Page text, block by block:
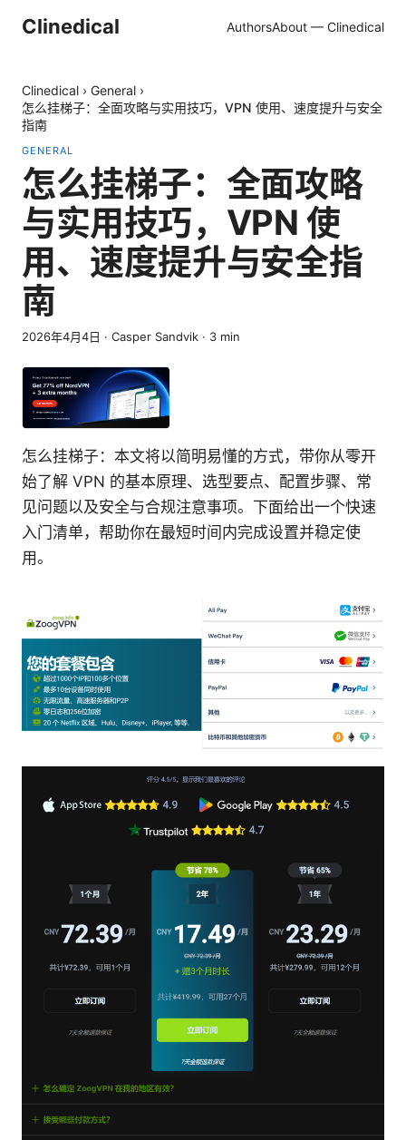
Clinedical AuthorsAbout — Clinedical
Clinedical › General ›
怎么挂梯子：全面攻略与实用技巧，VPN 使用、速度提升与安全
指南
GENERAL
怎么挂梯子：全面攻略
与实用技巧，VPN 使
用、速度提升与安全指
南
2026年4月4日 · Casper Sandvik · 3 min
怎么挂梯子：本文将以简明易懂的方式，带你从零开
始了解 VPN 的基本原理、选型要点、配置步骤、常
见问题以及安全与合规注意事项。下面给出一个快速
入门清单，帮助你在最短时间内完成设置并稳定使
用。